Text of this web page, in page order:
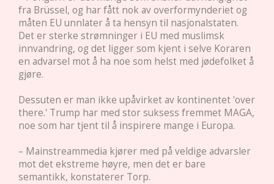
fra Brüssel, og har fått nok av overformynderiet og
måten EU unnlater å ta hensyn til nasjonalstaten.
Det er sterke strømninger i EU med muslimsk
innvandring, og det ligger som kjent i selve Koraren
en advarsel mot å ha noe som helst med jødefolket å
gjøre.
Dessuten er man ikke upåvirket av kontinentet 'over
there.' Trump har med stor suksess fremmet MAGA,
noe som har tjent til å inspirere mange i Europa.
– Mainstreammedia kjører med på veldige advarsler
mot det ekstreme høyre, men det er bare
semantikk, konstaterer Torp.